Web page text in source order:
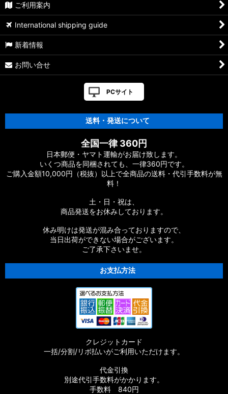
ご利用案内
International shipping guide
新着情報
お問い合せ
PCサイト
送料・発送について
全国一律 360円
日本郵便・ヤマト運輸がお届け致します。
いくつ商品を同梱されても、一律360円です。
ご購入金額10,000円（税抜）以上で全商品の送料・代引手数料が無
料！
土・日・祝は、
商品発送をお休みしております。
休み明けは発送が混み合っておりますので、
当日出荷ができない場合がございます。
ご了承下さいませ。
お支払方法
クレジットカード
一括/分割/リボ払いがご利用いただけます。
代金引換
別途代引手数料がかかります。
手数料 840円